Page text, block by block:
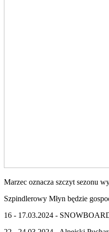
Marzec oznacza szczyt sezonu
Szpindlerowy Młyn będzie
16 - 17.03.2024 -